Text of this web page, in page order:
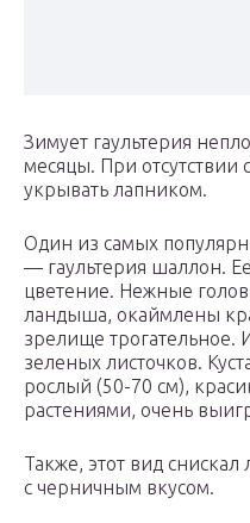
Зимует гаультерия
месяцы. При отсутствии
укрывать лапником.
Один из самых
— гаультерия шаллон.
цветение. Нежные
ландыша, окаймлены
зрелище трогательное.
зеленых листочков.
рослый (50-70 см),
растениями, очень
Также, этот вид снискал
с черничным вкусом.